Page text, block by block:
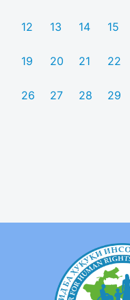
12 13 14 15
19 20 21 22
26 27 28 29